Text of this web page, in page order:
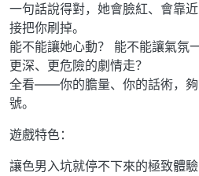
一句話說得對，她會臉紅、會靠
接把你刷掉。
能不能讓她心動？ 能不能讓氣氛
更深、更危險的劇情走？
全看——你的膽量、你的話術，夠
號。
遊戲特色：
讓色男入坑就停不下來的極致體驗